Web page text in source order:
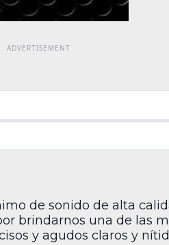
de sonido de alta
brindarnos una de las
y agudos claros y